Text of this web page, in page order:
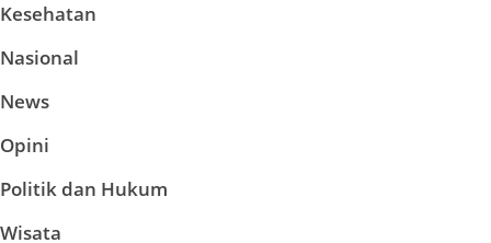
Kesehatan
Nasional
News
Opini
Politik dan Hukum
Wisata